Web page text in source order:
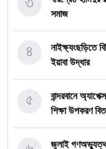
সমাজ
নাইক্ষ্যংছড়িতে
ইয়াবা উদ্ধার
৪
বান্দরবানে
শিক্ষা উপকরণ
৫
জুলাই